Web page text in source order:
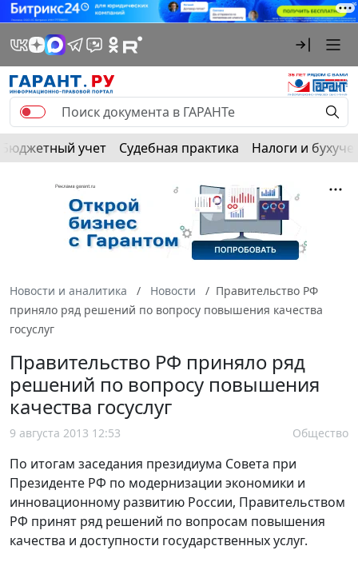
Бюджетный учет Судебная практика Налоги и
Новости и аналитика Новости
Правительство РФ
приняло ряд решений по вопросу повышения качества
госуслуг
Правительство РФ приняло ряд
решений по вопросу повышения
качества госуслуг
9 августа 2013 12:53 Общество
По итогам заседания президиума Совета при
Президенте РФ по модернизации экономики и
инновационному развитию России, Правительством
РФ принят ряд решений по вопросам повышения
качества и доступности государственных услуг.